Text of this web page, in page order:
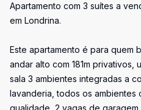
Apartamento com 3 suítes a
em Londrina.
Este apartamento é para quem
andar alto com 181m privativos,
sala 3 ambientes integradas a
lavanderia, todos os ambientes
qualidade, 2 vagas de garagem.